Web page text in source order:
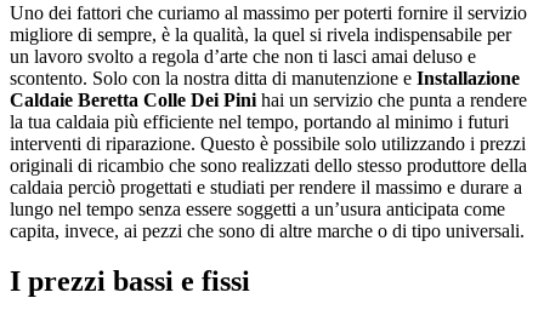
Uno dei fattori che curiamo al massimo per poterti fornire il servizio
migliore di sempre, è la qualità, la quel si rivela indispensabile per
un lavoro svolto a regola d’arte che non ti lasci amai deluso e
scontento. Solo con la nostra ditta di manutenzione e Installazione
Caldaie Beretta Colle Dei Pini hai un servizio che punta a rendere
la tua caldaia più efficiente nel tempo, portando al minimo i futuri
interventi di riparazione. Questo è possibile solo utilizzando i prezzi
originali di ricambio che sono realizzati dello stesso produttore della
caldaia perciò progettati e studiati per rendere il massimo e durare a
lungo nel tempo senza essere soggetti a un’usura anticipata come
capita, invece, ai pezzi che sono di altre marche o di tipo universali.
I prezzi bassi e fissi